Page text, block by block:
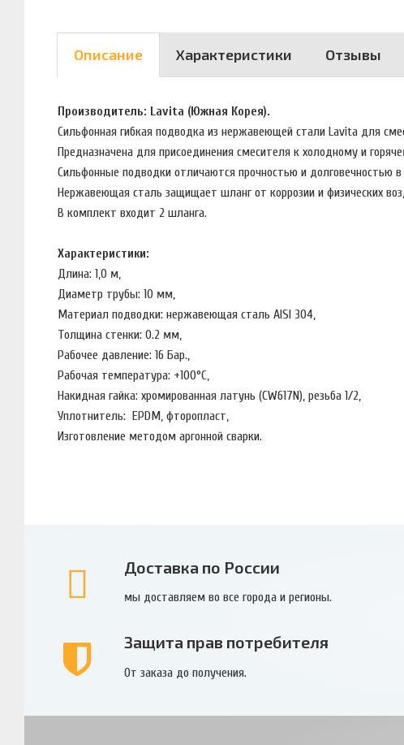
Описание Характеристики Отзывы
Производитель: Lavita (Южная Корея).
Сильфонная гибкая подводка из нержавеющей стали Lavita для
Предназначена для присоединения смесителя к холодному и
Сильфонные подводки отличаются прочностью и долговечностью
Нержавеющая сталь защищает шланг от коррозии и физических
В комплект входит 2 шланга.
Характеристики:
Длина: 1,0 м,
Диаметр трубы: 10 мм,
Материал подводки: нержавеющая сталь AISI 304,
Толщина стенки: 0.2 мм,
Рабочее давление: 16 Бар.,
Рабочая температура: +100°C,
Накидная гайка: хромированная латунь (CW617N), резьба 1/2,
Уплотнитель: EPDM, фторопласт,
Изготовление методом аргонной сварки.
Доставка по России
мы доставляем во все города и регионы.
Защита прав потребителя
От заказа до получения.